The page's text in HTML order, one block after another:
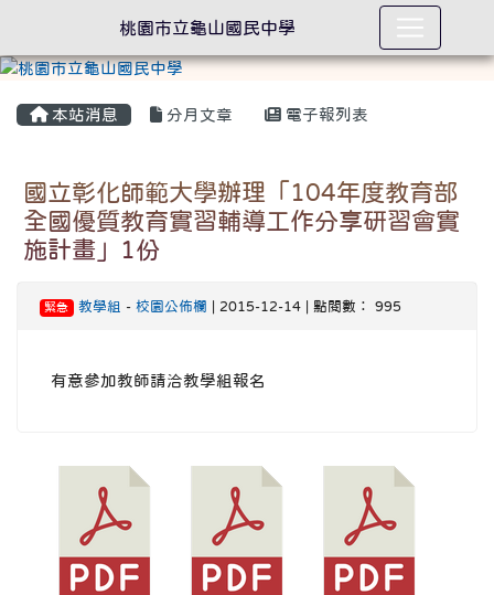
本站消息 分月文章 電子報列表
國立彰化師範大學辦理「104年度教育部
全國優質教育實習輔導工作分享研習會實
施計畫」1份
緊急 教學組 - 校園公佈欄 | 2015-12-14 | 點閱數： 995
有意參加教師請洽教學組報名
桃園市立龜山國民中學